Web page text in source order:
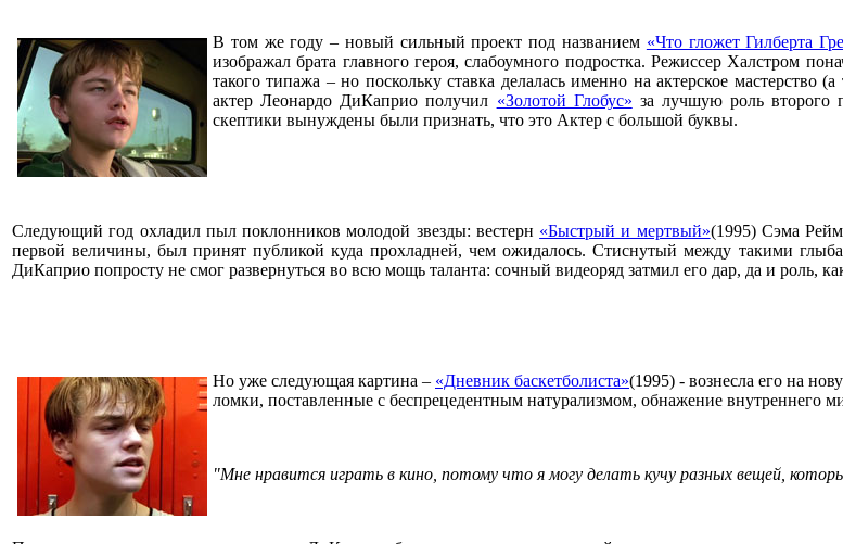
В том же году – новый сильный проект под названием «Что гложет Гилберта
изображал брата главного героя, слабоумного подростка. Режиссер Халстром
такого типажа – но поскольку ставка делалась именно на актерское
актер Леонардо ДиКаприо получил «Золотой Глобус» за лучшую роль второго
скептики вынуждены были признать, что это Актер с большой буквы.
Следующий год охладил пыл поклонников молодой звезды: вестерн «Быстрый и мертвый»(1995) Сэма
первой величины, был принят публикой куда прохладней, чем ожидалось. Стиснутый между такими
ДиКаприо попросту не смог развернуться во всю мощь таланта: сочный видеоряд затмил его дар, да и роль,
Но уже следующая картина – «Дневник баскетболиста»(1995) - вознесла его на
ломки, поставленные с беспрецедентным натурализмом, обнажение внутреннего
"Мне нравится играть в кино, потому что я могу делать кучу разных вещей,